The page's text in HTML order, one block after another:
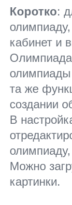
Коротко:
кабинет и
та же
создании
В
олимпиаду,
Можно
картинки.